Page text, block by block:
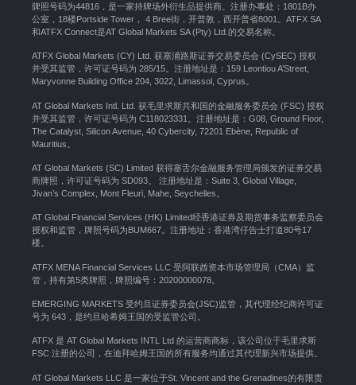
牌照号码为44816，是一家持牌场外衍生品提供商。注册办事处：1801B办
公室，18楼Portside Tower， 4 Bree街，开普敦，西开普省8001。ATFX SA
和ATFX Connect是AT Global Markets SA (Pty) Ltd.的交易名称。
ATFX Global Markets (CY) Ltd. 获塞浦路斯证券交易委员会 (CySEC) 授权
并受其监管，许可证号码为 285/15。注册地址是：159 Leontiou A’Street,
Maryvonne Building Office 204, 3022, Limassol, Cyprus。
AT Global Markets Intl. Ltd. 获毛里求斯共和国的金融服务委员会 (FSC) 授权
并受其监管，许可证号码为 C118023331。注册地址是：G08, Ground Floor,
The Catalyst, Silicon Avenue, 40 Cybercity, 72201 Ebène, Republic of
Mauritius。
AT Global Markets (SC) Limited 获得塞舌尔金融服务管理局颁发的证券交易
商牌照，许可证号码为 SD093。 注册地址是：Suite 3, Global Village,
Jivan’s Complex, Mont Fleuri, Mahe, Seychelles。
AT Global Financial Services (HK) Limited经香港证券及期货事务监察委员会
授权和监管，牌照号码为BUM667。注册地址：香港湾仔告士打道80号17
楼。
ATFX MENA Financial Services LLC 受阿联酋资本市场管理局（CMA）监
管，持有第5类牌照，牌照编号：20200000078。
EMERGING MARKETS 受约旦证券委员会(JSC)监管，其代理经纪商许可证
号为 643，是约旦哈希姆王国的受监管公司。
ATFX 是 AT Global Markets INTL Ltd 的运营商商标，该公司位于毛里求斯
FSC 注册的公司，在迪拜哈姆王国的所有服务均通过其代理新兴市场提供。
AT Global Markets LLC 是一家位于St. Vincent and the Grenadines的有限责